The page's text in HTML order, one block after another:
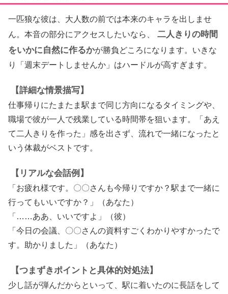
一匹狼な彼は、大人数の前では本来のキャラを出しませ
ん。本音の部分にアクセスしたいなら、
二人きりの時間
をいかに自然に作るかが勝負どころになります。いきな
り「週末デートしませんか」はハードルが高すぎます。
【詳細な情景描写】
仕事帰りにたまたま駅まで同じ方向になるタイミングや、
職場で彼が一人で残業している時間帯を狙います。「あえ
て二人きりを作った」感を出さず、流れで一緒になったと
いう体裁がベストです。
【リアルな会話例】
「お疲れ様です。〇〇さんも今帰りですか？駅まで一緒に
行ってもいいですか？」（あなた）
「……ああ、いいですよ」（彼）
「今日の会議、〇〇さんの資料すごくわかりやすかったで
す。助かりました」（あなた）
【つまずきポイントと具体的対処法】
少し話が弾んだからといって、駅に着いたのに長話をして